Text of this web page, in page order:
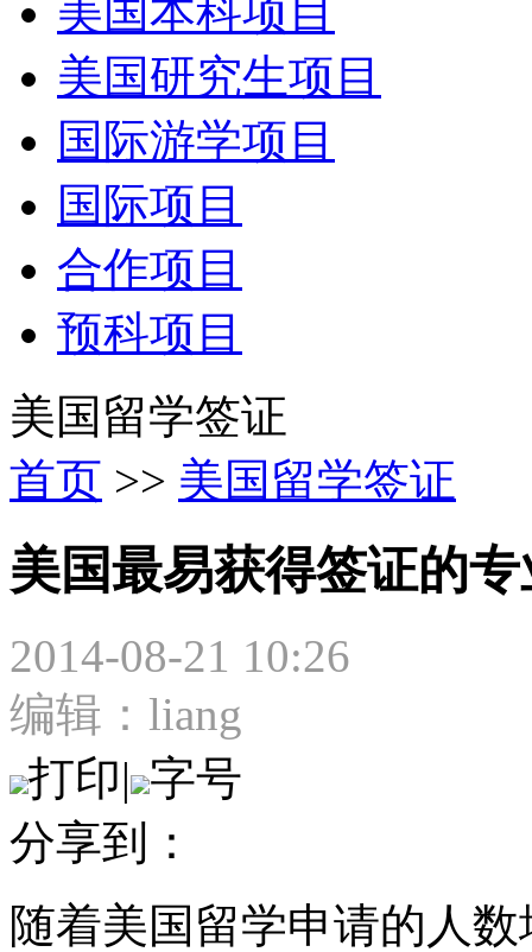
美国本科项目
美国研究生项目
国际游学项目
国际项目
合作项目
预科项目
美国留学签证
首页 >> 美国留学签证
美国最易获得签证的
2014-08-21 10:26
编辑：liang
打印| 字号
分享到：
随着美国留学申请的人